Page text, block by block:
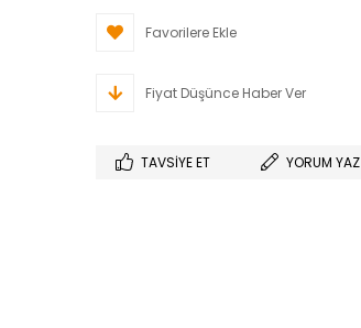
Favorilere Ekle
Fiyat Düşünce Haber Ver
TAVSIYE ET YORUM YAZ